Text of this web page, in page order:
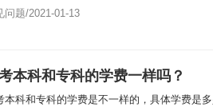
问题/2021-01-13
本科和专科的学费一样吗？
本科和专科的学费是不一样的，具体学费是